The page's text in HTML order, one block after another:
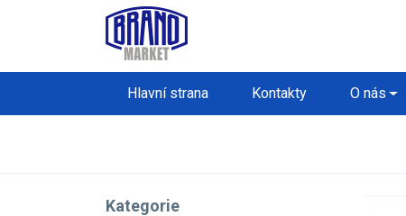
Hlavní strana Kontakty O nás
Kategorie